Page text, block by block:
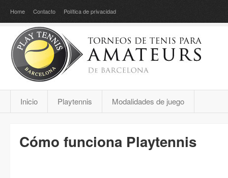
Home Contacto Política de privacidad
Inicio Playtennis Modalidades de juego
Cómo funciona Playtennis